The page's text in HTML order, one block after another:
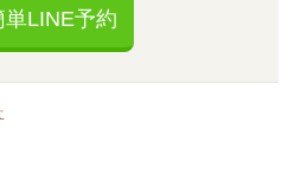
単LINE予約